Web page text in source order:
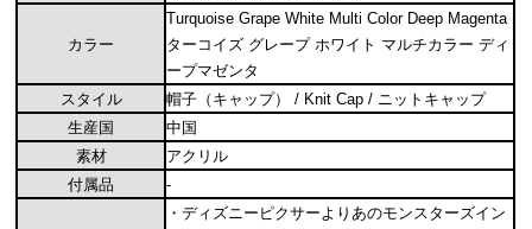
カラー
Turquoise Grape White Multi Color Deep Magenta
ターコイズ グレープ ホワイト マルチカラー ディ
ープマゼンタ
スタイル
帽子（キャップ） / Knit Cap / ニットキャップ
生産国
中国
素材
アクリル
付属品
-
・ディズニーピクサーよりあのモンスターズイン